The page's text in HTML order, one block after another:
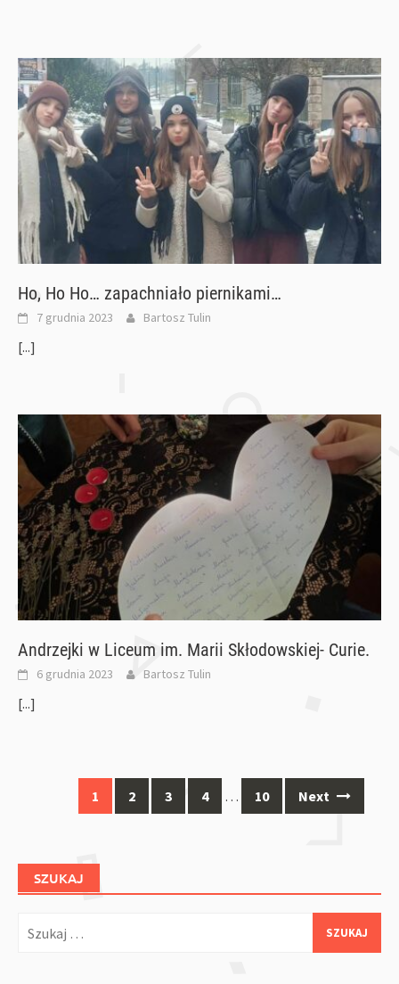
Ho, Ho Ho… zapachniało piernikami…
7 grudnia 2023 Bartosz Tulin
[...]
Andrzejki w Liceum im. Marii Skłodowskiej- Curie.
6 grudnia 2023 Bartosz Tulin
[...]
navigation
1 2 3 4 … 10 Next
SZUKAJ